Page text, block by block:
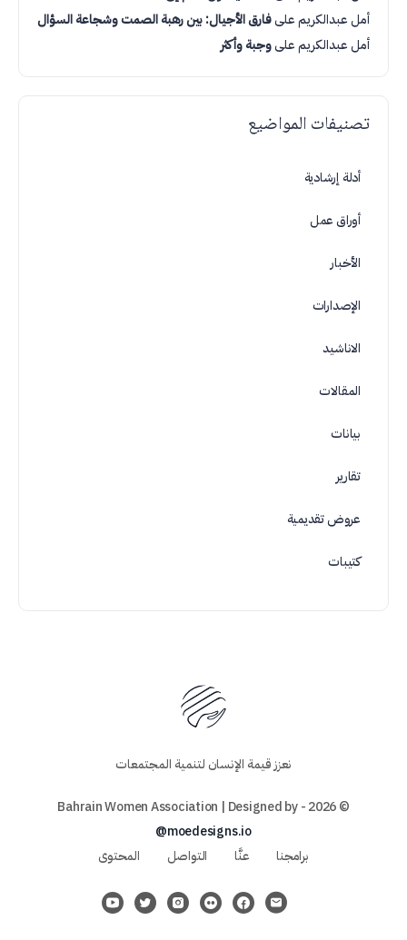
أمل عبدالكريمعلىفارق الأجيال: بين رهبة الصمت وشجاعة السؤال
أمل عبدالكريمعلىوجبة وأكثر
تصنيفات المواضيع
أدلة إرشادية
أوراق عمل
الأخبار
الإصدارات
الاناشيد
المقالات
بيانات
عروض تقديمية
كتيبات
نعزز قيمة الإنسان لتنمية المجتمعات
@moedesigns.io
برامجنا
التواصل المحتوى